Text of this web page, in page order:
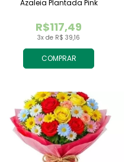
COMPRAR
3x de R$ 39,16
R$117,49
Azaleia Plantada Pink